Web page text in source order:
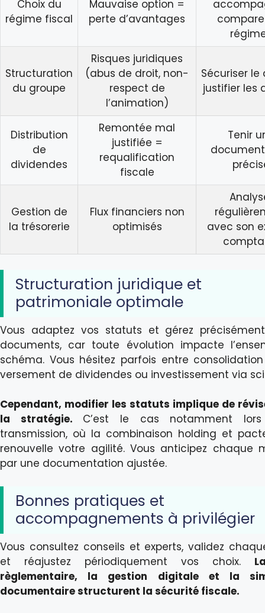
Choix du
régime fiscal
Mauvaise option =
perte d’avantages
Structuration
du groupe
Risques juridiques
(abus de droit, non-
respect de
l’animation)
Sécuriser le
justifier les
Distribution
de
dividendes
Remontée mal
justifiée =
requalification
fiscale
Tenir
Gestion de
la trésorerie
Flux financiers non
optimisés
avec son
Structuration juridique et
patrimoniale optimale
Vous adaptez vos statuts et gérez
documents, car toute évolution impacte
schéma. Vous hésitez parfois entre
versement de dividendes ou investissement via
Cependant, modifier les statuts implique de
la stratégie. C’est le cas notamment
transmission, où la combinaison holding et
renouvelle votre agilité. Vous anticipez chaque
par une documentation ajustée.
Bonnes pratiques et
accompagnements à privilégier
Vous consultez conseils et experts, validez
et réajustez périodiquement vos choix.
règlementaire, la gestion digitale et la
documentaire structurent la sécurité fiscale.